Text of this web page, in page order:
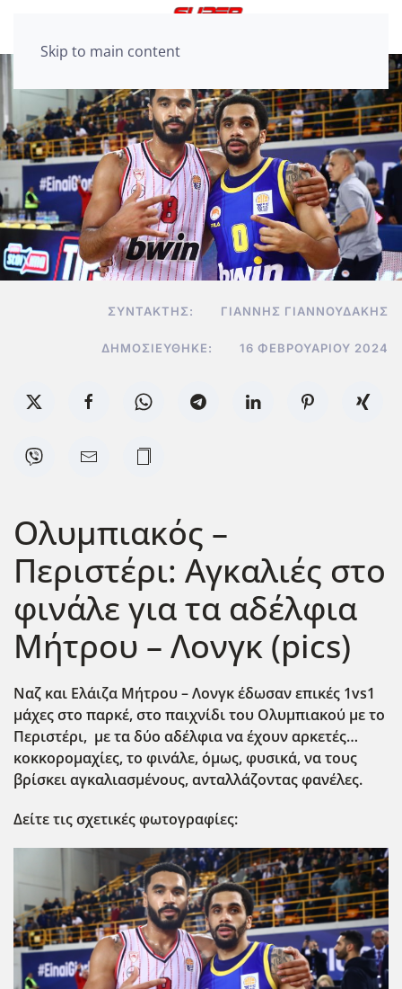
Skip to main content
ΣΥΝΤΆΚΤΗΣ: ΓΙΆΝΝΗΣ ΓΙΑΝΝΟΥΔΆΚΗΣ
ΔΗΜΟΣΙΕΎΘΗΚΕ: 16 ΦΕΒΡΟΥΑΡΊΟΥ 2024
Ολυμπιακός –
Περιστέρι: Αγκαλιές στο
φινάλε για τα αδέλφια
Μήτρου – Λονγκ (pics)
Ναζ και Ελάιζα Μήτρου – Λονγκ έδωσαν επικές 1vs1
μάχες στο παρκέ, στο παιχνίδι του Ολυμπιακού με το
Περιστέρι, με τα δύο αδέλφια να έχουν αρκετές…
κοκκορομαχίες, το φινάλε, όμως, φυσικά, να τους
βρίσκει αγκαλιασμένους, ανταλλάζοντας φανέλες.
Δείτε τις σχετικές φωτογραφίες: